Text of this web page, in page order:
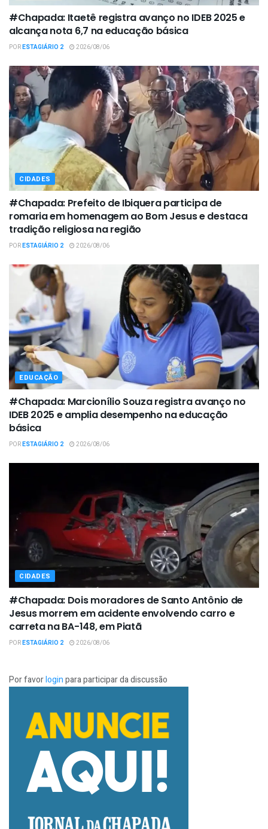
#Chapada: Itaetê registra avanço no IDEB 2025 e
alcança nota 6,7 na educação básica
PORESTAGIÁRIO 2 2026/08/06
CIDADES
#Chapada: Prefeito de Ibiquera participa de
romaria em homenagem ao Bom Jesus e destaca
tradição religiosa na região
PORESTAGIÁRIO 2 2026/08/06
EDUCAÇÃO
#Chapada: Marcionílio Souza registra avanço no
IDEB 2025 e amplia desempenho na educação
básica
PORESTAGIÁRIO 2 2026/08/06
CIDADES
#Chapada: Dois moradores de Santo Antônio de
Jesus morrem em acidente envolvendo carro e
carreta na BA-148, em Piatã
PORESTAGIÁRIO 2 2026/08/06
Por favorloginpara participar da discussão